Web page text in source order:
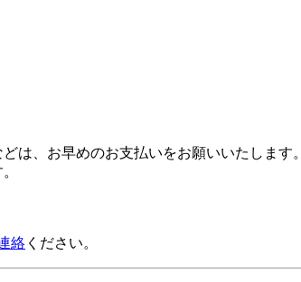
は、お早めのお支払いをお願いいたします。
絡 ください。